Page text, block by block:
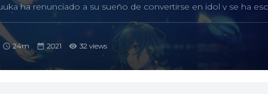
ha renunciado a su sueño de convertirse en idol y se ha
encontrar un lugar al cual pertenecer, Fuuka le suplica a
La historia sigue a Kukuru y Fuuka mientras lidiando con los
y la crisis que se avecina ante su posible cierre.
24m 2021 32 views